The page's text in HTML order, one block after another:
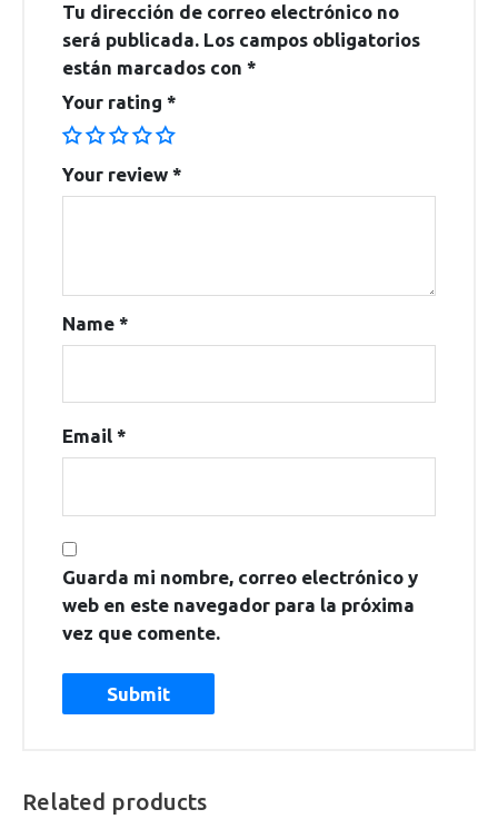
Tu dirección de correo electrónico no
será publicada. Los campos obligatorios
están marcados con *
Your rating *
Your review *
Name *
Email *
Guarda mi nombre, correo electrónico y
web en este navegador para la próxima
vez que comente.
Related products